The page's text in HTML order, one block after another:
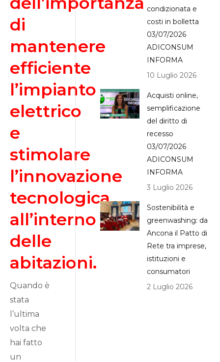
di
mantenere
efficiente
l’impianto
elettrico
e
stimolare
l’innovazione
tecnologica
all’interno
delle
abitazioni.
Quando è
stata
l’ultima
volta che
hai fatto
un
condizionata e
costi in bolletta
03/07/2026
ADICONSUM
INFORMA
10 Luglio 2026
Acquisti online,
semplificazione
del diritto di
recesso
03/07/2026
ADICONSUM
INFORMA
3 Luglio 2026
Sostenibilità e
greenwashing: da
Ancona il Patto di
Rete tra imprese,
istituzioni e
consumatori
2 Luglio 2026